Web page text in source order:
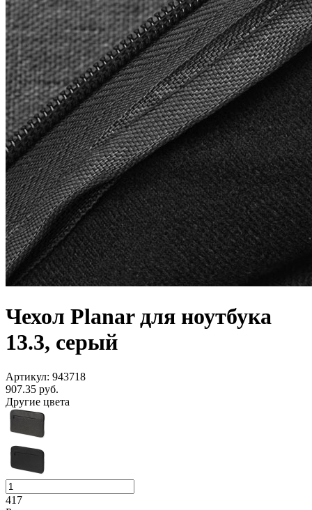
Чехол Planar для ноутбука
13.3, серый
Артикул: 943718
907.35 руб.
Другие цвета
417